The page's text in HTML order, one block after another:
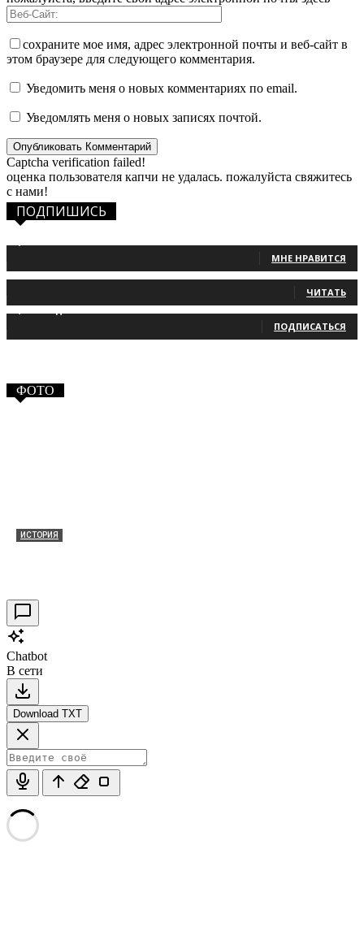
сохраните мое имя, адрес электронной почты и веб-сайт в
этом браузере для следующего комментария.
Уведомить меня о новых комментариях по email.
Уведомлять меня о новых записях почтой.
Captcha verification failed!
оценка пользователя капчи не удалась. пожалуйста свяжитесь
с нами!
ПОДПИШИСЬ
МНЕ НРАВИТСЯ
ЧИТАТЬ
ПОДПИСАТЬСЯ
ФОТО
ИСТОРИЯ
Chatbot
В сети
Download TXT